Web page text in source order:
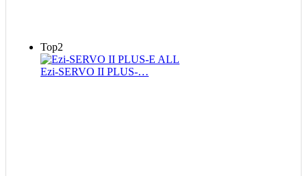
Top2
Ezi-SERVO II PLUS-…